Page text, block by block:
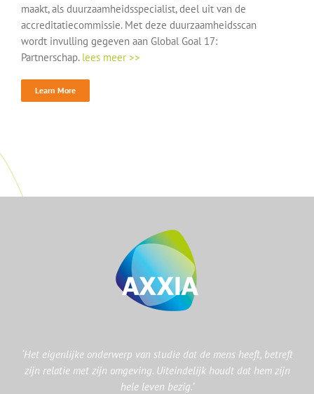
maakt, als duurzaamheidsspecialist, deel uit van de
accreditatiecommissie. Met deze duurzaamheidsscan
wordt invulling gegeven aan Global Goal 17:
Partnerschap. lees meer >>
Learn More
‘Het eigenlijke onderwerp van studie dat de mens heeft, betreft
zijn relatie met zijn omgeving. Uiteindelijk houdt dat hem zijn
hele leven bezig.’